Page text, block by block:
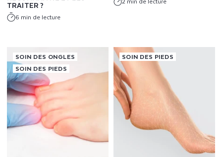
E
S
A
S
TRAITER ?
6 min de lecture
SOIN DES ONGLES
SOIN DES PIEDS
SOIN DES PIEDS